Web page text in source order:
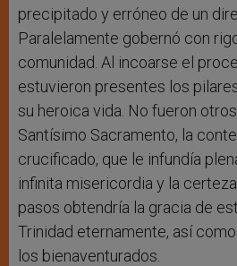
precipitado y erróneo de un
Paralelamente gobernó con
comunidad. Al incoarse el
estuvieron presentes los
su heroica vida. No fueron
Santísimo Sacramento, la
crucificado, que le infundía
infinita misericordia y la
pasos obtendría la gracia de
Trinidad eternamente, así
los bienaventurados.